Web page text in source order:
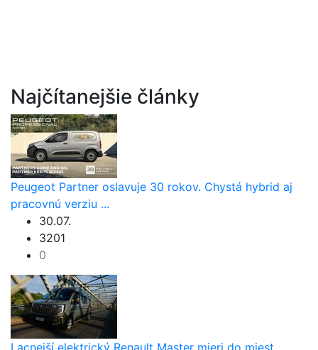
Najčítanejšie články
Peugeot Partner oslavuje 30 rokov. Chystá hybrid aj
pracovnú verziu ...
30.07.
3201
0